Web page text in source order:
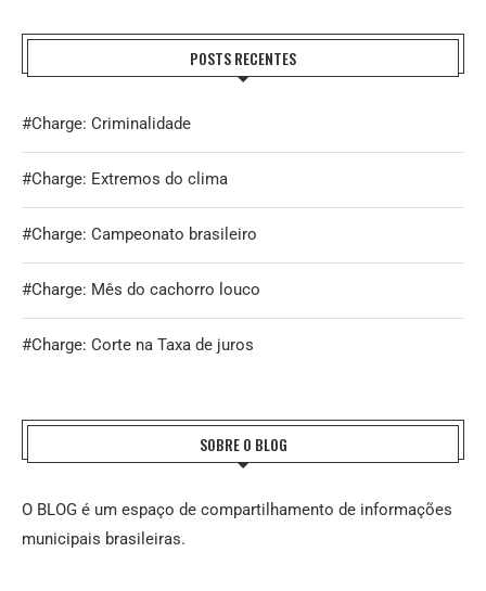
POSTS RECENTES
#Charge: Criminalidade
#Charge: Extremos do clima
#Charge: Campeonato brasileiro
#Charge: Mês do cachorro louco
#Charge: Corte na Taxa de juros
SOBRE O BLOG
O BLOG é um espaço de compartilhamento de informações
municipais brasileiras.